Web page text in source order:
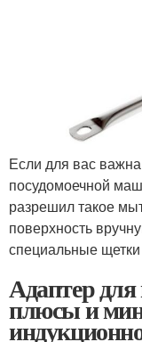
Если для вас
посудомоечной
разрешил такое
поверхность
специальные
Адаптер
плюсы и